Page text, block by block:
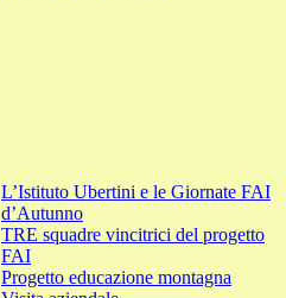
L’Istituto Ubertini e le Giornate FAI
d’Autunno
TRE squadre vincitrici del progetto
FAI
Progetto educazione montagna